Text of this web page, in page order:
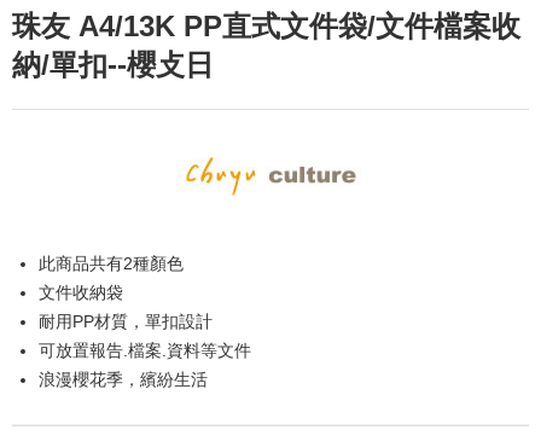
珠友 A4/13K PP直式文件袋/文件檔案收
納/單扣--櫻攴日
此商品共有2種顏色
文件收納袋
耐用PP材質，單扣設計
可放置報告.檔案.資料等文件
浪漫櫻花季，繽紛生活